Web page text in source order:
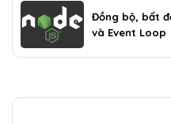
Đồng bộ, bất
và Event Loop